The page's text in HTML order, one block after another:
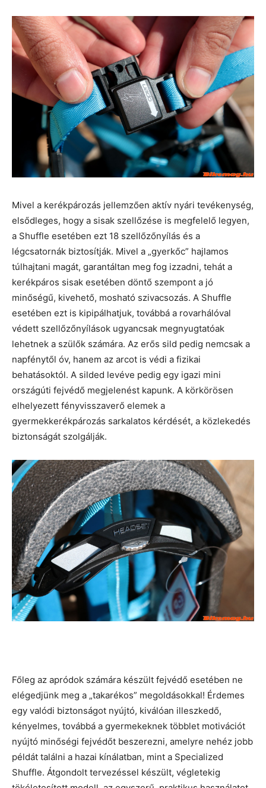
Mivel a kerékpározás jellemzően aktív nyári tevékenység,
elsődleges, hogy a sisak szellőzése is megfelelő legyen,
a Shuffle esetében ezt 18 szellőzőnyílás és a
légcsatornák biztosítják. Mivel a „gyerkőc” hajlamos
túlhajtani magát, garantáltan meg fog izzadni, tehát a
kerékpáros sisak esetében döntő szempont a jó
minőségű, kivehető, mosható szivacsozás. A Shuffle
esetében ezt is kipipálhatjuk, továbbá a rovarhálóval
védett szellőzőnyílások ugyancsak megnyugtatóak
lehetnek a szülők számára. Az erős sild pedig nemcsak a
napfénytől óv, hanem az arcot is védi a fizikai
behatásoktól. A silded levéve pedig egy igazi mini
országúti fejvédő megjelenést kapunk. A körkörösen
elhelyezett fényvisszaverő elemek a
gyermekkerékpározás sarkalatos kérdését, a közlekedés
biztonságát szolgálják.
Főleg az apródok számára készült fejvédő esetében ne
elégedjünk meg a „takarékos” megoldásokkal! Érdemes
egy valódi biztonságot nyújtó, kiválóan illeszkedő,
kényelmes, továbbá a gyermekeknek többlet motivációt
nyújtó minőségi fejvédőt beszerezni, amelyre nehéz jobb
példát találni a hazai kínálatban, mint a Specialized
Shuffle. Átgondolt tervezéssel készült, végletekig